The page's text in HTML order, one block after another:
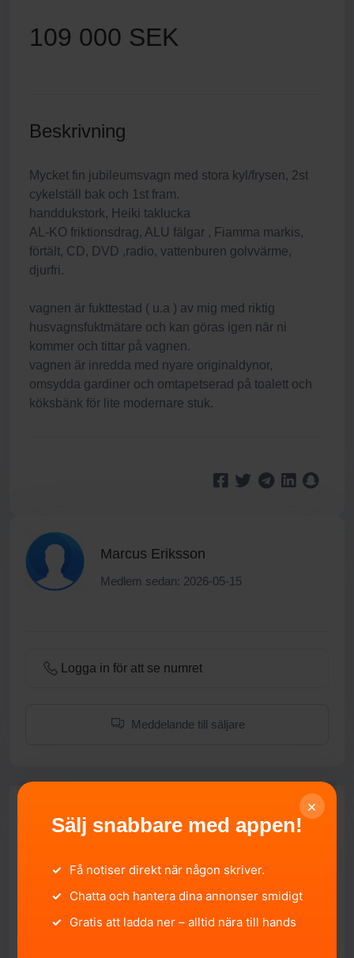
109 000 SEK
Beskrivning
Mycket fin jubileumsvagn med stora kyl/frysen, 2st
cykelställ bak och 1st fram.
handdukstork, Heiki taklucka
AL-KO friktionsdrag, ALU fälgar , Fiamma markis,
förtält, CD, DVD ,radio, vattenburen golvvärme,
djurfri.
vagnen är fukttestad ( u.a ) av mig med riktig
husvagnsfuktmätare och kan göras igen när ni
kommer och tittar på vagnen.
vagnen är inredda med nyare originaldynor,
omsydda gardiner och omtapetserad på toalett och
köksbänk för lite modernare stuk.
Marcus Eriksson
Medlem sedan: 2026-05-15
Logga in för att se numret
Meddelande till säljare
Kabe classic xl ks
×
Sälj snabbare med appen!
✓ Få notiser direkt när någon skriver.
✓ Chatta och hantera dina annonser smidigt
✓ Gratis att ladda ner – alltid nära till hands